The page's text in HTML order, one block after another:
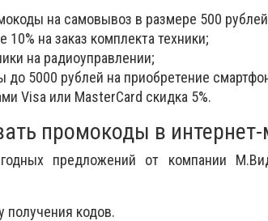
на самовывоз в размере 500
10% на заказ комплекта техники;
на радиоуправлении;
до 5000 рублей на приобретение
Visa или MasterCard скидка 5%.
промокоды в
предложений от компании
получения кодов.